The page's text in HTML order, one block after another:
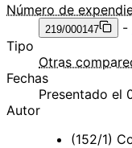
Número de
219/000147 -
Tipo
Otras
Fechas
Presentado el
Autor
(152/1)